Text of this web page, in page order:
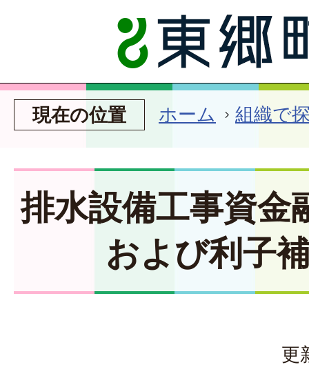
現在の位置 ホーム 組織で
排水設備工事資金
および利子
更